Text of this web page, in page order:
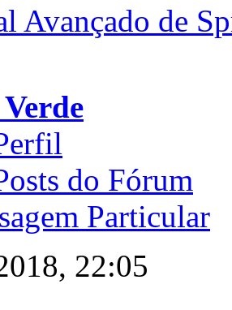
Avançado de
do Fórum
Particular
22:05